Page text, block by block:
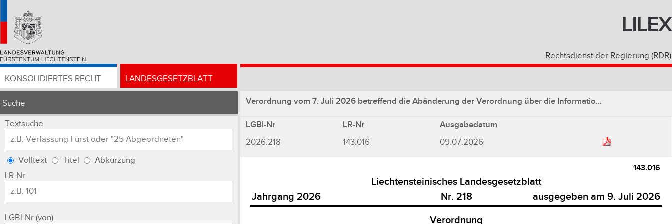
LILEX
Rechtsdienst der Regierung (RDR)
KONSOLIDIERTES RECHT LANDESGESETZBLATT
Suche
Textsuche
Volltext Titel
Abkürzung
LR-Nr
LGBl-Nr (von)
Verordnung vom 7. Juli 2026 betreffend die Abänderung der Verordnung über die Informatio...
LGBl-Nr LR-Nr Ausgabedatum
2026.218 143.016 09.07.2026